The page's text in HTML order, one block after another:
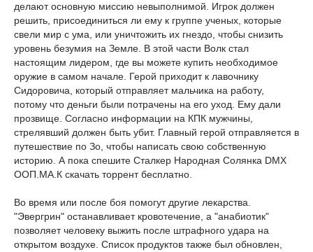
делают основную миссию невыполнимой. Игрок должен
решить, присоединиться ли ему к группе ученых, которые
свели мир с ума, или уничтожить их гнездо, чтобы снизить
уровень безумия на Земле. В этой части Волк стал
настоящим лидером, где вы можете купить необходимое
оружие в самом начале. Герой приходит к лавочнику
Сидоровича, который отправляет мальчика на работу,
потому что деньги были потрачены на его уход. Ему дали
прозвище. Согласно информации на КПК мужчины,
стрелявший должен быть убит. Главный герой отправляется в
путешествие по Зо, чтобы написать свою собственную
историю. А пока спешите Сталкер Народная Солянка DMX
ООП.МА.К скачать торрент бесплатно.
Во время или после боя помогут другие лекарства.
"Эвергрин" останавливает кровотечение, а "анабиотик"
позволяет человеку выжить после штрафного удара на
открытом воздухе. Список продуктов также был обновлен,